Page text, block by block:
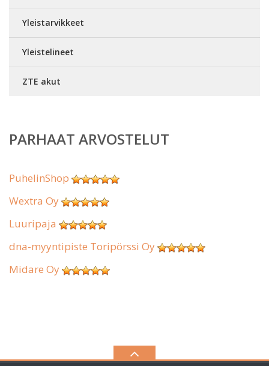
Yleistarvikkeet
Yleistelineet
ZTE akut
PARHAAT ARVOSTELUT
PuhelinShop
Wextra Oy
Luuripaja
dna-myyntipiste Toripörssi Oy
Midare Oy